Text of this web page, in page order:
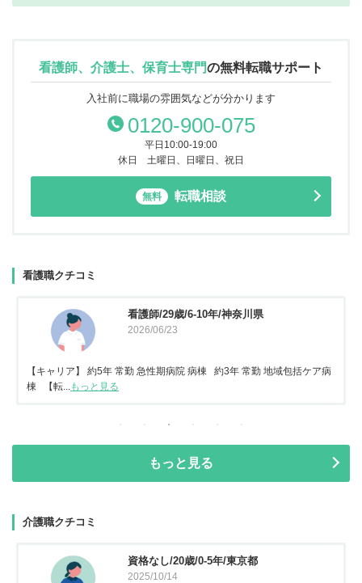
看護師、介護士、保育士専門の無料転職サポート
入社前に職場の雰囲気などが分かります
0120-900-075
平日10:00-19:00
休日 土曜日、日曜日、祝日
無料 転職相談
看護職クチコミ
看護師/29歳/6-10年/神奈川県
2026/06/23
【キャリア】 約5年 常勤 急性期病院 病棟 約3年 常勤 地域包括ケア病
棟 【転...
もっと見る
もっと見る
介護職クチコミ
資格なし/20歳/0-5年/東京都
2025/10/14